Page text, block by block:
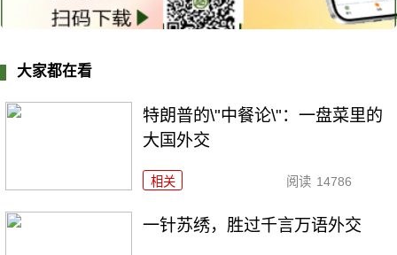
大家都在看
特朗普的\"中餐论\"：一盘菜里的
大国外交
相关 阅读 14786
一针苏绣，胜过千言万语外交